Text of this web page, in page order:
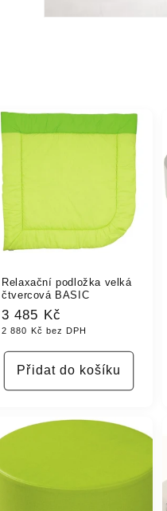
Relaxační podložka velká
čtvercová BASIC
Běžná
cena
3 485 Kč
2 880 Kč bez DPH
Přidat do košíku